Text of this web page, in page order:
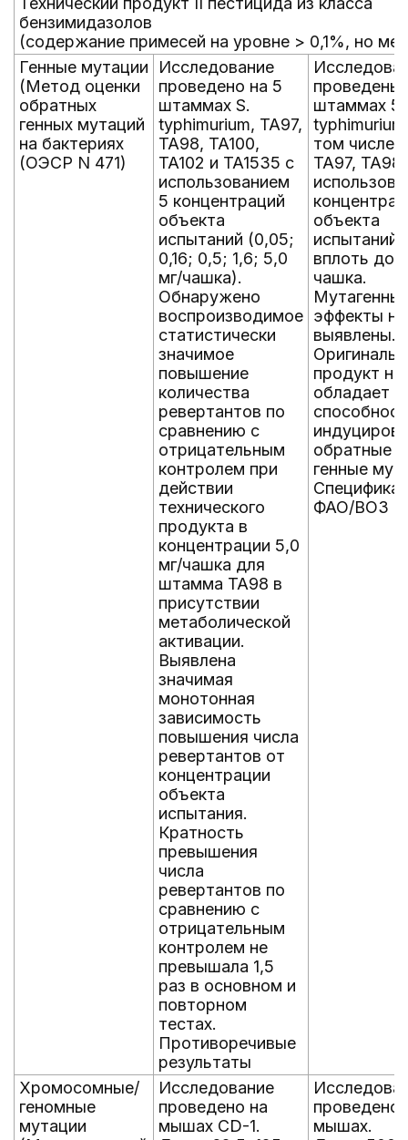
бензимидазолов
(содержание примесей на уровне > 0,1%, но
Генные мутации
(Метод оценки
обратных
генных мутаций
на бактериях
(ОЭСР N 471)
Исследование
проведено на 5
штаммах S.
typhimurium, TA97,
TA98, TA100,
TA102 и TA1535 с
использованием
5 концентраций
объекта
испытаний (0,05;
0,16; 0,5; 1,6; 5,0
мг/чашка).
Обнаружено
воспроизводимое
статистически
значимое
повышение
количества
ревертантов по
сравнению с
отрицательным
контролем при
действии
технического
продукта в
концентрации 5,0
мг/чашка для
штамма TA98 в
присутствии
метаболической
активации.
Выявлена
значимая
монотонная
зависимость
повышения числа
ревертантов от
концентрации
объекта
испытания.
Кратность
превышения
числа
ревертантов по
сравнению с
отрицательным
контролем не
превышала 1,5
раз в основном и
повторном
тестах.
Противоречивые
результаты
проведены
штаммах 5.
том числе и
TA97,
объекта
испытаний
вплоть до
чашка.
эффекты не
выявлены.
продукт не
обладает
обратные
генные
ФАО/ВОЗ
Хромосомные/
геномные
мутации
Исследование
проведено на
мышах CD-1.
проведено
мышах.